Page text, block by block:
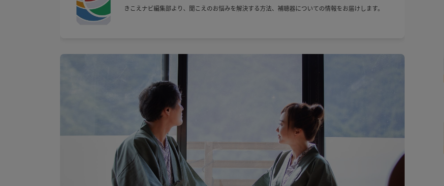
きこえナビ編集部より、聞こえのお悩みを解決する方法、補聴器についての情報をお届けします。